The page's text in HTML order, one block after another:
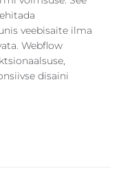
veebisaite ilma
Webflow
disaini